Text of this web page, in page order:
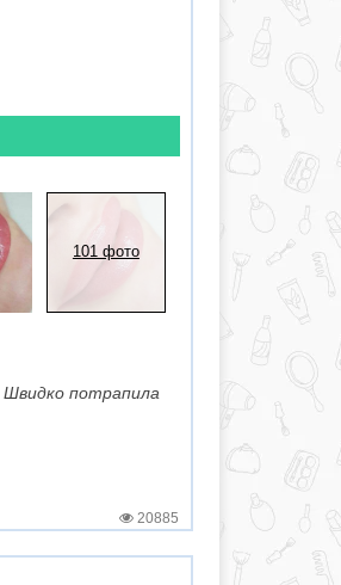
101 фото
Швидко потрапила
20885